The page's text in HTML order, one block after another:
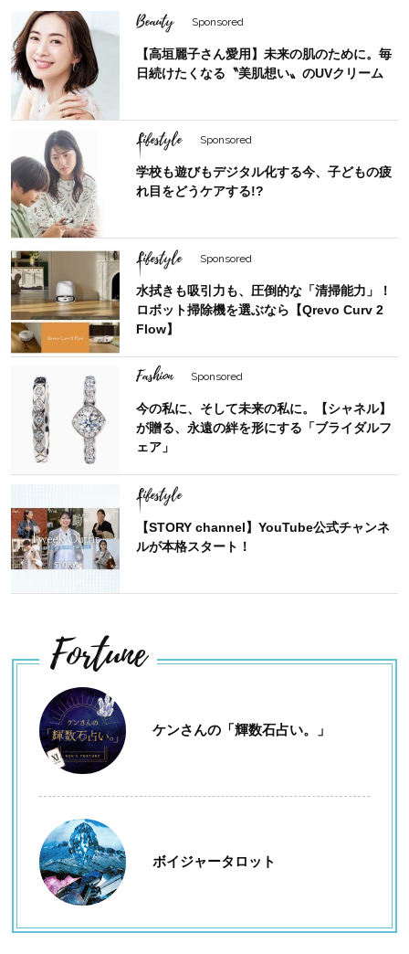
Beauty Sponsored
【高垣麗子さん愛用】未来の肌のために。毎
日続けたくなる〝美肌想い〟のUVクリーム
Lifestyle Sponsored
学校も遊びもデジタル化する今、子どもの疲
れ目をどうケアする!?
Lifestyle Sponsored
水拭きも吸引力も、圧倒的な「清掃能力」！
ロボット掃除機を選ぶなら【Qrevo Curv 2
Flow】
Fashion Sponsored
今の私に、そして未来の私に。【シャネル】
が贈る、永遠の絆を形にする「ブライダルフ
ェア」
Lifestyle
【STORY channel】YouTube公式チャンネ
ルが本格スタート！
Fortune
ケンさんの「輝数石占い。」
ボイジャータロット